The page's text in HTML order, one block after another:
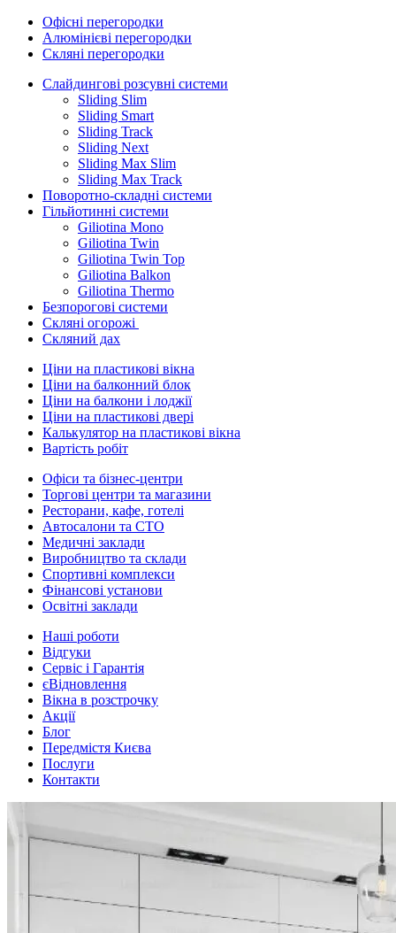
Офісні перегородки
Алюмінієві перегородки
Скляні перегородки
Слайдингові розсувні системи
Sliding Slim
Sliding Smart
Sliding Track
Sliding Next
Sliding Max Slim
Sliding Max Track
Поворотно-складні системи
Гільйотинні системи
Giliotina Mono
Giliotina Twin
Giliotina Twin Top
Giliotina Balkon
Giliotina Thermo
Безпорогові системи
Скляні огорожі
Скляний дах
Ціни на пластикові вікна
Ціни на балконний блок
Ціни на балкони і лоджії
Ціни на пластикові двері
Калькулятор на пластикові вікна
Вартість робіт
Офіси та бізнес-центри
Торгові центри та магазини
Ресторани, кафе, готелі
Автосалони та СТО
Медичні заклади
Виробництво та склади
Спортивні комплекси
Фінансові установи
Освітні заклади
Наші роботи
Відгуки
Сервіс і Гарантія
єВідновлення
Вікна в розстрочку
Акції
Блог
Передмістя Києва
Послуги
Контакти